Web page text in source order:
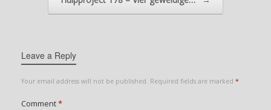
Leave a Reply
Your email address will not be published. Required fields are marked *
Comment*